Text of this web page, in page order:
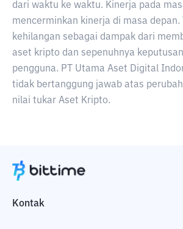
dari waktu ke waktu. Kinerja pada
mencerminkan kinerja di masa depan.
kehilangan sebagai dampak dari
aset kripto dan sepenuhnya
pengguna. PT Utama Aset Digital
tidak bertanggung jawab atas
nilai tukar Aset Kripto.
Kontak